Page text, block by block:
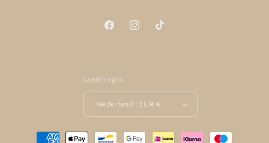
FacebookInstagramTikTok
Land/regio
Nederland | EUR €
Betaalmethoden